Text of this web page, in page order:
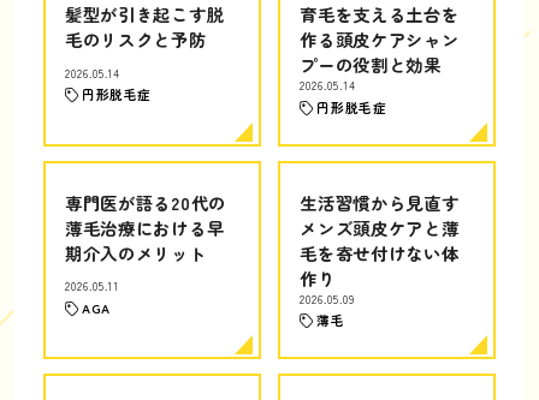
髪型が引き起こす脱
毛のリスクと予防
2026.05.14
円形脱毛症
育毛を支える土台を
作る頭皮ケアシャン
プーの役割と効果
2026.05.14
円形脱毛症
専門医が語る20代の
薄毛治療における早
期介入のメリット
2026.05.11
AGA
生活習慣から見直す
メンズ頭皮ケアと薄
毛を寄せ付けない体
作り
2026.05.09
薄毛